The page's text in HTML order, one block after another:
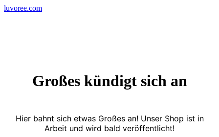
Skip
luvoree.com
Großes kündigt sich an
Hier bahnt sich etwas Großes an! Unser Shop ist in
Arbeit und wird bald veröffentlicht!